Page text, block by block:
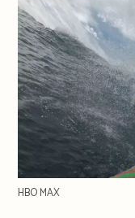
HBO MAX